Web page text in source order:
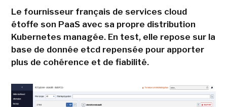
Le fournisseur français de services cloud
étoffe son PaaS avec sa propre distribution
Kubernetes managée. En test, elle repose sur la
base de donnée etcd repensée pour apporter
plus de cohérence et de fiabilité.